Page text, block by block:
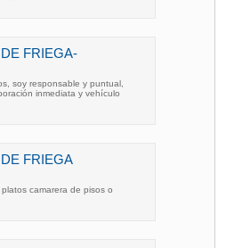
FRIEGA-
soy responsable y puntual,
inmediata y vehículo
FRIEGA
camarera de pisos o